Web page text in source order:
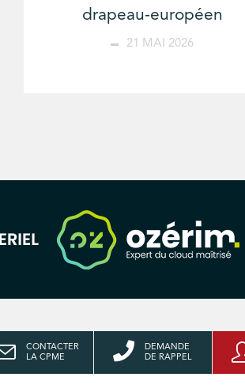
drapeau-européen
21 MAI 2026
CONTACTER
LA CPME
DEMANDE
DE RAPPEL